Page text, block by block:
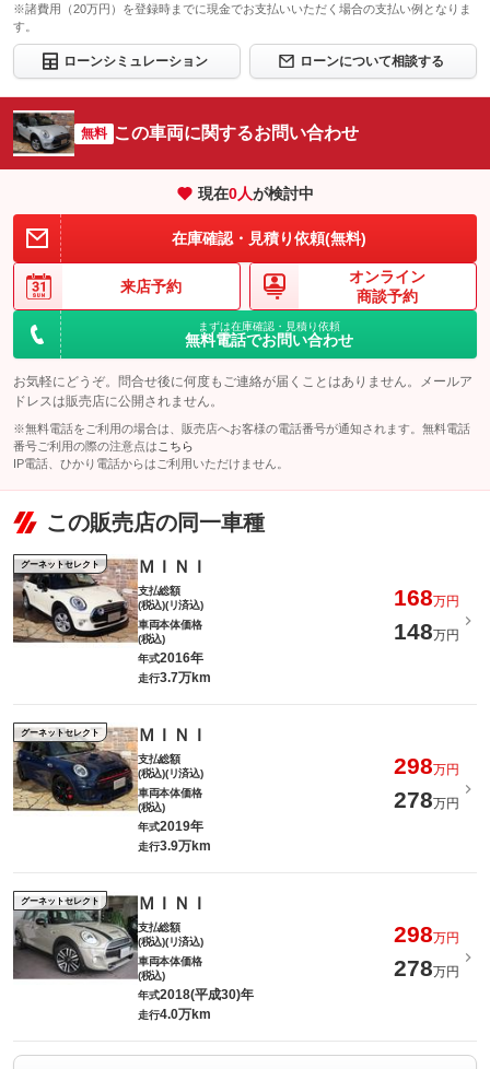
※諸費用（20万円）を登録時までに現金でお支払いいただく場合の支払い例となりま
す。
ローンシミュレーション ローンについて相談する
無料 この車両に関するお問い合わせ
現在0人が検討中
在庫確認・見積り依頼(無料)
来店予約
オンライン
商談予約
まずは在庫確認・見積り依頼
無料電話でお問い合わせ
お気軽にどうぞ。問合せ後に何度もご連絡が届くことはありません。メールア
ドレスは販売店に公開されません。
※無料電話をご利用の場合は、販売店へお客様の電話番号が通知されます。無料電話
番号ご利用の際の注意点は こちら
IP電話、ひかり電話からはご利用いただけません。
この販売店の同一車種
グーネットセレクト ＭＩＮＩ
支払総額
(税込)(リ済込)
168万円
車両本体価格
(税込)
148万円
年式2016年
走行3.7万km
グーネットセレクト ＭＩＮＩ
支払総額
(税込)(リ済込)
298万円
車両本体価格
(税込)
278万円
年式2019年
走行3.9万km
グーネットセレクト ＭＩＮＩ
支払総額
(税込)(リ済込)
298万円
車両本体価格
(税込)
278万円
年式2018(平成30)年
走行4.0万km